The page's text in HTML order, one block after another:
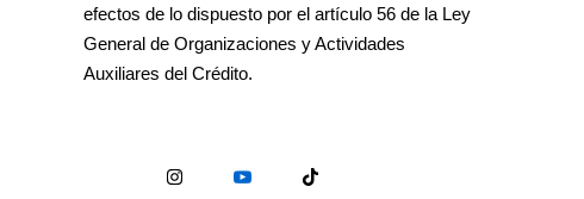
efectos de lo dispuesto por el artículo 56 de la Ley
General de Organizaciones y Actividades
Auxiliares del Crédito.